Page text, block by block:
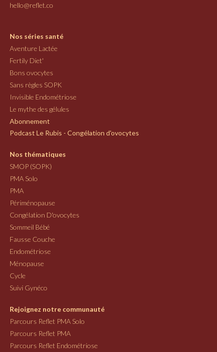
hello@reflet.co
Nos séries santé
Aventure Lactée
Fertily Diet'
Bons ovocytes
Sans règles SOPK
Invisible Endométriose
Le mythe des gélules
Abonnement
Podcast Le Rubis - Congélation d'ovocytes
Nos thématiques
SMOP (SOPK)
PMA Solo
PMA
Périménopause
Congélation D'ovocytes
Sommeil Bébé
Fausse Couche
Endométriose
Ménopause
Cycle
Suivi Gynéco
Rejoignez notre communauté
Parcours Reflet PMA Solo
Parcours Reflet PMA
Parcours Reflet Endométriose